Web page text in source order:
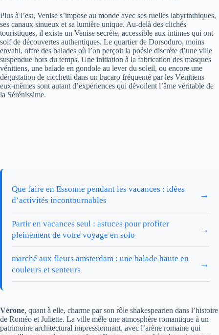
Plus à l’est, Venise s’impose au monde avec ses ruelles labyrinthiques,
ses canaux sinueux et sa lumière unique. Au-delà des clichés
touristiques, il existe un Venise secrète, accessible aux intimes qui ont
soif de découvertes authentiques. Le quartier de Dorsoduro, moins
envahi, offre des balades où l’on perçoit la poésie discrète d’une ville
suspendue hors du temps. Une initiation à la fabrication des masques
vénitiens, une balade en gondole au lever du soleil, ou encore une
dégustation de cicchetti dans un bacaro fréquenté par les Vénitiens
eux-mêmes sont autant d’expériences qui dévoilent l’âme véritable de
la Sérénissime.
Que faire en Essonne pendant les vacances : idées
d’activités incontournables
→
Partir en vacances seul : astuces pour profiter
pleinement de votre voyage en solo
→
marché aux fleurs amsterdam : une balade haute en
couleurs et senteurs
→
Vérone, quant à elle, charme par son rôle shakespearien dans l’histoire
de Roméo et Juliette. La ville mêle une atmosphère romantique à un
patrimoine architectural impressionnant, avec l’arène romaine qui